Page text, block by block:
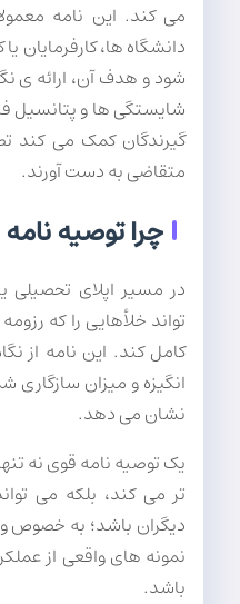
می کند. این نامه
دانشگاه ها، کارفرمایان
شود و هدف آن، ارائه ی
شایستگی ها و پتانسیل
گیرندگان کمک می کند
متقاضی به دست آورند.
چرا توصیه
در مسیر اپلای تحصیلی
تواند خلأهایی را که
کامل کند. این نامه از
انگیزه و میزان سازگاری
نشان می دهد.
یک توصیه نامه قوی نه
تر می کند، بلکه می
دیگران باشد؛ به
نمونه های واقعی از
باشد.